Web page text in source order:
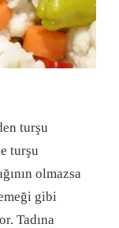
turşu
turşu
olmazsa
gibi
Tadına